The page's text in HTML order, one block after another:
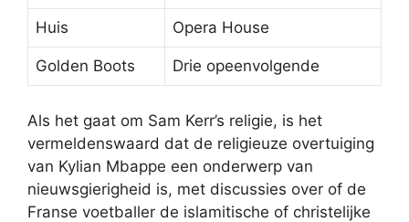
Huis Opera House
Golden Boots Drie opeenvolgende
Als het gaat om Sam Kerr’s religie, is het
vermeldenswaard dat de religieuze overtuiging
van Kylian Mbappe een onderwerp van
nieuwsgierigheid is, met discussies over of de
Franse voetballer de islamitische of christelijke